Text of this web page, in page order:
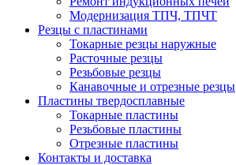
Модернизация ТПЧ, ТПЧТ
Резцы с пластинами
Токарные резцы наружные
Расточные резцы
Резьбовые резцы
Канавочные и отрезные резцы
Пластины твердосплавные
Токарные пластины
Резьбовые пластины
Отрезные пластины
Контакты и доставка